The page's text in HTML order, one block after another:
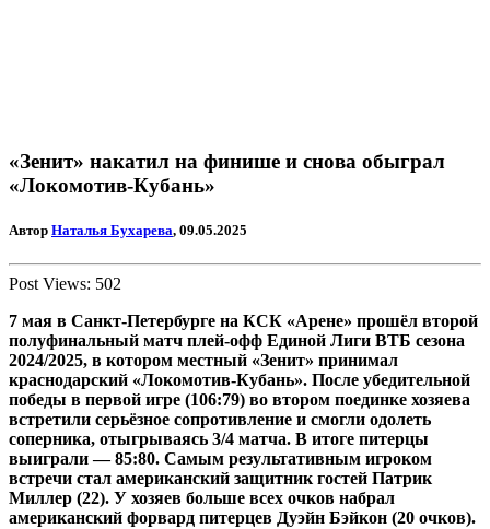
«Зенит» накатил на финише и снова обыграл
«Локомотив-Кубань»
Автор Наталья Бухарева, 09.05.2025
Post Views: 502
7 мая в Санкт-Петербурге на КСК «Арене» прошёл второй
полуфинальный матч плей-офф Единой Лиги ВТБ сезона
2024/2025, в котором местный «Зенит» принимал
краснодарский «Локомотив-Кубань». После убедительной
победы в первой игре (106:79) во втором поединке хозяева
встретили серьёзное сопротивление и смогли одолеть
соперника, отыгрываясь 3/4 матча. В итоге питерцы
выиграли — 85:80. Самым результативным игроком
встречи стал американский защитник гостей Патрик
Миллер (22). У хозяев больше всех очков набрал
американский форвард питерцев Дуэйн Бэйкон (20 очков).